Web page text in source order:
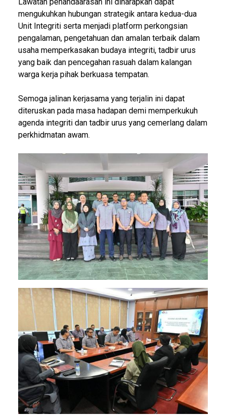
mengukuhkan hubungan strategik antara kedua-dua
Unit Integriti serta menjadi platform perkongsian
pengalaman, pengetahuan dan amalan terbaik dalam
usaha memperkasakan budaya integriti, tadbir urus
yang baik dan pencegahan rasuah dalam kalangan
warga kerja pihak berkuasa tempatan.
Semoga jalinan kerjasama yang terjalin ini dapat
diteruskan pada masa hadapan demi memperkukuh
agenda integriti dan tadbir urus yang cemerlang dalam
perkhidmatan awam.
Image